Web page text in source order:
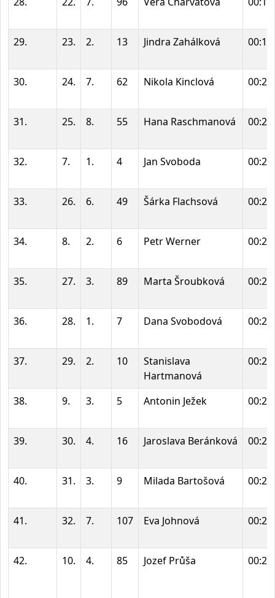
29. 23. 2. 13 Jindra Zahálková
30. 24. 7. 62 Nikola Kinclová
31. 25. 8. 55 Hana Raschmanová
32. 7. 1. 4 Jan Svoboda
33. 26. 6. 49 Šárka Flachsová
34. 8. 2. 6 Petr Werner
35. 27. 3. 89 Marta Šroubková
36. 28. 1. 7 Dana Svobodová
37. 29. 2. 10
Stanislava
Hartmanová
38. 9. 3. 5 Antonin Ježek
39. 30. 4. 16 Jaroslava Beránková
40. 31. 3. 9 Milada Bartošová
41. 32. 7. 107 Eva Johnová
42. 10. 4. 85 Jozef Průša